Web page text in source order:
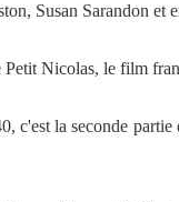
Susan Sarandon et
Nicolas, le film
c'est la seconde